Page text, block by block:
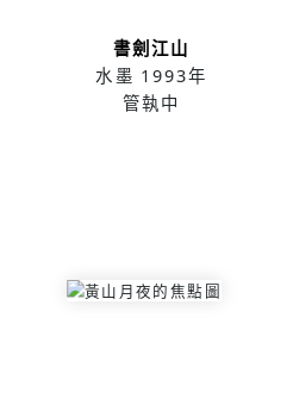
書劍江山
水墨 1993年
管執中